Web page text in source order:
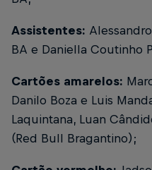
Assistentes:
BA e Daniella Coutinho
Cartões amarelos:
Danilo Boza e Luis
Laquintana, Luan
(Red Bull Bragantino);